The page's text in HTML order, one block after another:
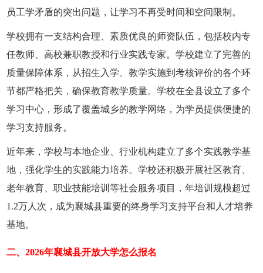
员工学矛盾的突出问题，让学习不再受时间和空间限制。
学校拥有一支结构合理、素质优良的师资队伍，包括校内专
任教师、高校兼职教授和行业实践专家。学校建立了完善的
质量保障体系，从招生入学、教学实施到考核评价的各个环
节都严格把关，确保教育教学质量。学校在全县设立了多个
学习中心，形成了覆盖城乡的教学网络，为学员提供便捷的
学习支持服务。
近年来，学校与本地企业、行业机构建立了多个实践教学基
地，强化学生的实践能力培养。学校还积极开展社区教育、
老年教育、职业技能培训等社会服务项目，年培训规模超过
1.2万人次，成为襄城县重要的终身学习支持平台和人才培养
基地。
二、2026年襄城县开放大学怎么报名